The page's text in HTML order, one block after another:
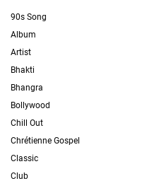
90s Song
Album
Artist
Bhakti
Bhangra
Bollywood
Chill Out
Chrétienne Gospel
Classic
Club